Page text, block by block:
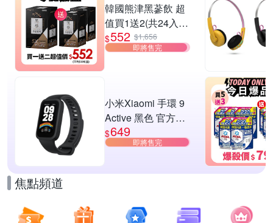
韓國熊津黑蔘飲 超
值買1送2(共24入
組)
$552 $1,656
即將售完
小米Xiaomi 手環 9
Active 黑色 官方旗
艦館
$649
即將售完
焦點頻道